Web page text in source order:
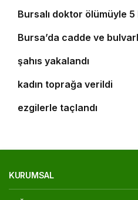
Bursalı doktor ölümüyle
7
Bursa’da cadde ve
Bursa’da 25 yıl
şahıs yakalandı
Bursa’daki silahlı
kadın toprağa verildi
‘Osmangazi Ramazan
ezgilerle taçlandı
KURUMSAL